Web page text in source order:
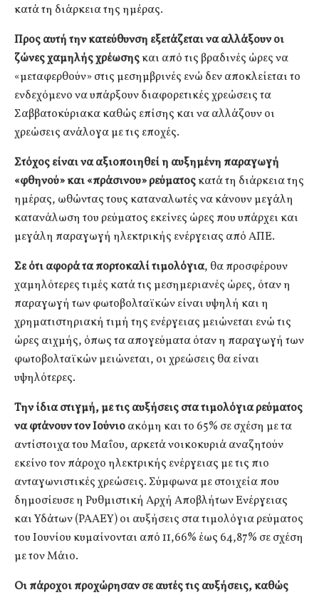
κατά τη διάρκεια της ημέρας.
Προς αυτή την κατεύθυνση εξετάζεται να αλλάξουν οι
ζώνες χαμηλής χρέωσηςκαι από τις βραδινές ώρες να
«μεταφερθούν» στις μεσημβρινές ενώ δεν αποκλείεται το
ενδεχόμενο να υπάρξουν διαφορετικές χρεώσεις τα
Σαββατοκύριακα καθώς επίσης και να αλλάζουν οι
χρεώσεις ανάλογα με τις εποχές.
Στόχος είναι να αξιοποιηθεί η αυξημένη παραγωγή
«φθηνού» και «πράσινου» ρεύματοςκατά τη διάρκεια της
ημέρας, ωθώντας τους καταναλωτές να κάνουν μεγάλη
κατανάλωση του ρεύματος εκείνες ώρες που υπάρχει και
μεγάλη παραγωγή ηλεκτρικής ενέργειας από ΑΠΕ.
Σε ότι αφορά τα πορτοκαλί τιμολόγια, θα προσφέρουν
χαμηλότερες τιμές κατά τις μεσημεριανές ώρες, όταν η
παραγωγή των φωτοβολταϊκών είναι υψηλή και η
χρηματιστηριακή τιμή της ενέργειας μειώνεται ενώ τις
ώρες αιχμής, όπως τα απογεύματα όταν η παραγωγή των
φωτοβολταϊκών μειώνεται, οι χρεώσεις θα είναι
υψηλότερες.
Την ίδια στιγμή, με τις αυξήσεις στα τιμολόγια ρεύματος
να φτάνουν τον Ιούνιοακόμη και το 65% σε σχέση με τα
αντίστοιχα του Μαΐου, αρκετά νοικοκυριά αναζητούν
εκείνο τον πάροχο ηλεκτρικής ενέργειας με τις πιο
ανταγωνιστικές χρεώσεις. Σύμφωνα με στοιχεία που
δημοσίευσε η Ρυθμιστική Αρχή Αποβλήτων Ενέργειας
και Υδάτων (ΡΑΑΕΥ) οι αυξήσεις στα τιμολόγια ρεύματος
του Ιουνίου κυμαίνονται από 11,66% έως 64,87% σε σχέση
με τον Μάιο.
Οι πάροχοι προχώρησαν σε αυτές τις αυξήσεις, καθώς